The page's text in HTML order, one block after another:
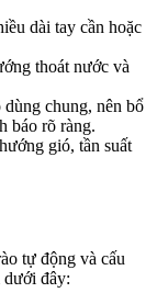
dài tay cần hoặc
thoát nước và
chung, nên bổ
báo rõ ràng.
gió, tần suất
tự động và cấu
dưới đây: